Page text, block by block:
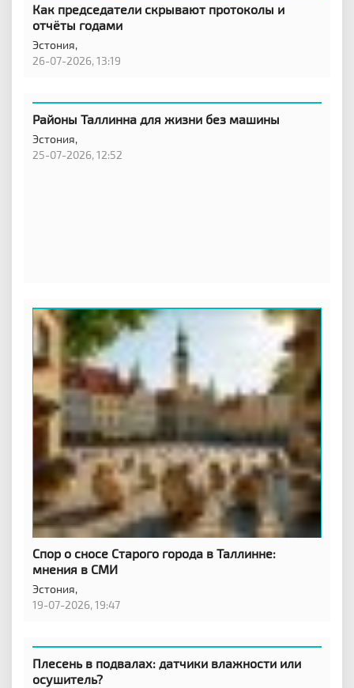
Как председатели скрывают протоколы и
отчёты годами
Эстония,
26-07-2026, 13:19
Районы Таллинна для жизни без машины
Эстония,
25-07-2026, 12:52
Спор о сносе Старого города в Таллинне:
мнения в СМИ
Эстония,
19-07-2026, 19:47
Плесень в подвалах: датчики влажности или
осушитель?